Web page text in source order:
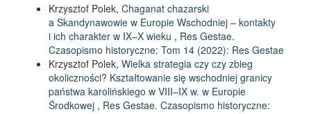
Krzysztof Polek, Chaganat chazarski
a Skandynawowie w Europie Wschodniej – kontakty
i ich charakter w IX–X wieku , Res Gestae.
Czasopismo historyczne: Tom 14 (2022): Res Gestae
Krzysztof Polek, Wielka strategia czy czy zbieg
okoliczności? Kształtowanie się wschodniej granicy
państwa karolińskiego w VIII–IX w. w Europie
Środkowej , Res Gestae. Czasopismo historyczne: